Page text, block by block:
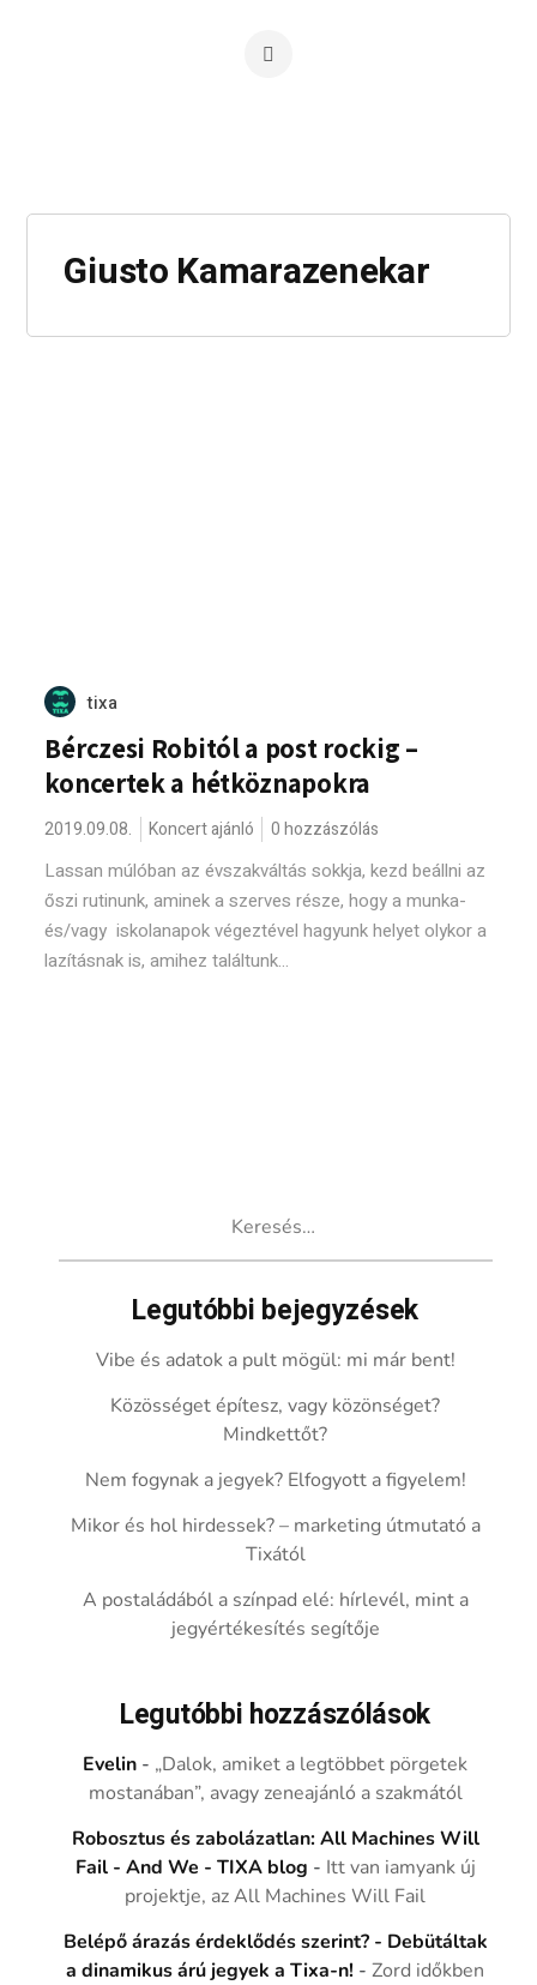
Giusto Kamarazenekar
tixa
Bérczesi Robitól a post rockig –
koncertek a hétköznapokra
2019.09.08. Koncert ajánló 0 hozzászólás
Lassan múlóban az évszakváltás sokkja, kezd beállni az
őszi rutinunk, aminek a szerves része, hogy a munka-
és/vagy iskolanapok végeztével hagyunk helyet olykor a
lazításnak is, amihez találtunk...
Legutóbbi bejegyzések
Vibe és adatok a pult mögül: mi már bent!
Közösséget építesz, vagy közönséget?
Mindkettőt?
Nem fogynak a jegyek? Elfogyott a figyelem!
Mikor és hol hirdessek? – marketing útmutató a
Tixától
A postaládából a színpad elé: hírlevél, mint a
jegyértékesítés segítője
Legutóbbi hozzászólások
Evelin - „Dalok, amiket a legtöbbet pörgetek
mostanában”, avagy zeneajánló a szakmától
Robosztus és zabolázatlan: All Machines Will
Fail - And We - TIXA blog - Itt van iamyank új
projektje, az All Machines Will Fail
Belépő árazás érdeklődés szerint? - Debütáltak
a dinamikus árú jegyek a Tixa-n! -Zord időkben